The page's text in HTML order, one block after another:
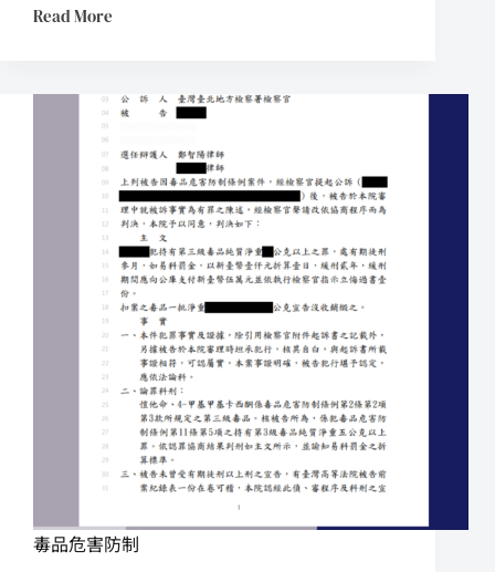
Read More
毒品危害防制